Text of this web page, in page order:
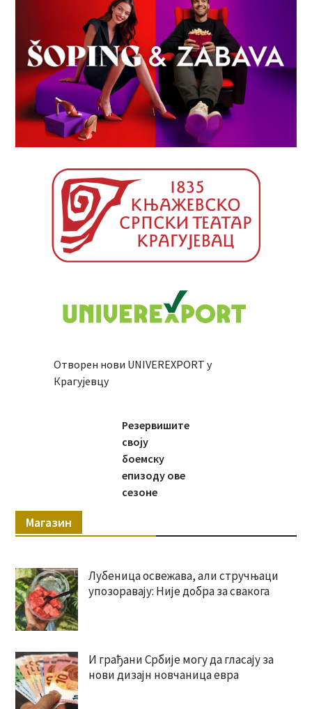
Отворен нови UNIVEREXPORT у
Крагујевцу
Резервишите
своју
боемску
епизоду ове
сезоне
Магазин
Лубеница освежава, али стручњаци
упозоравају: Није добра за свакога
И грађани Србије могу да гласају за
нови дизајн новчаница евра